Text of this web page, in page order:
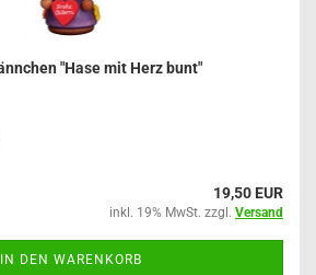
"Hase mit Herz bunt"
19,50 EUR
inkl. 19% MwSt. zzgl. Versand
IN DEN WARENKORB